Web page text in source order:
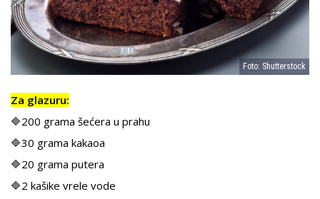
Foto: Shutterstock
Za glazuru:
🔷200 grama šećera u prahu
🔷30 grama kakaoa
🔷20 grama putera
🔷2 kašike vrele vode